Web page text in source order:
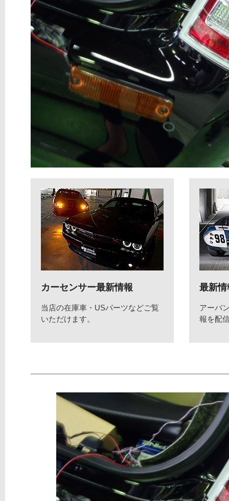
カーセンサー最新情報
当店の在庫車・USパーツなどご覧
いただけます。
最新情
アーバ
報を配